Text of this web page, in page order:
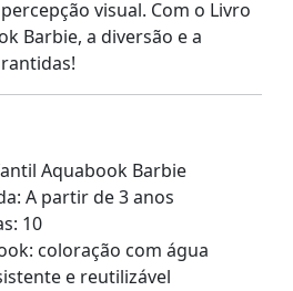
visual. Com o Livro
Barbie, a diversão e a
Aquabook Barbie
A partir de 3 anos
10
coloração com água
e reutilizável